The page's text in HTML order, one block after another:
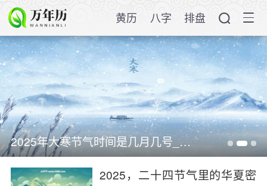
黄历 八字 排盘
2025年大寒节气时间是几月几号_具体从几点几分几秒开始
2025，二十四节气里的华夏密